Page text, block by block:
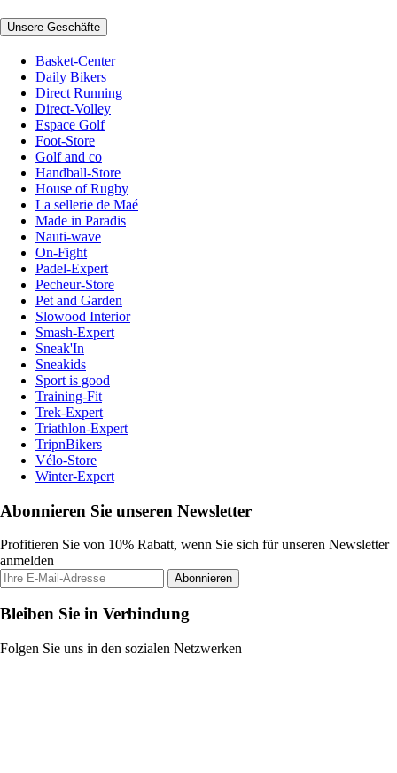
Unsere Geschäfte
Basket-Center
Daily Bikers
Direct Running
Direct-Volley
Espace Golf
Foot-Store
Golf and co
Handball-Store
House of Rugby
La sellerie de Maé
Made in Paradis
Nauti-wave
On-Fight
Padel-Expert
Pecheur-Store
Pet and Garden
Slowood Interior
Smash-Expert
Sneak'In
Sneakids
Sport is good
Training-Fit
Trek-Expert
Triathlon-Expert
TripnBikers
Vélo-Store
Winter-Expert
Abonnieren Sie unseren Newsletter
Profitieren Sie von 10% Rabatt, wenn Sie sich für unseren Newsletter
anmelden
Abonnieren
Bleiben Sie in Verbindung
Folgen Sie uns in den sozialen Netzwerken